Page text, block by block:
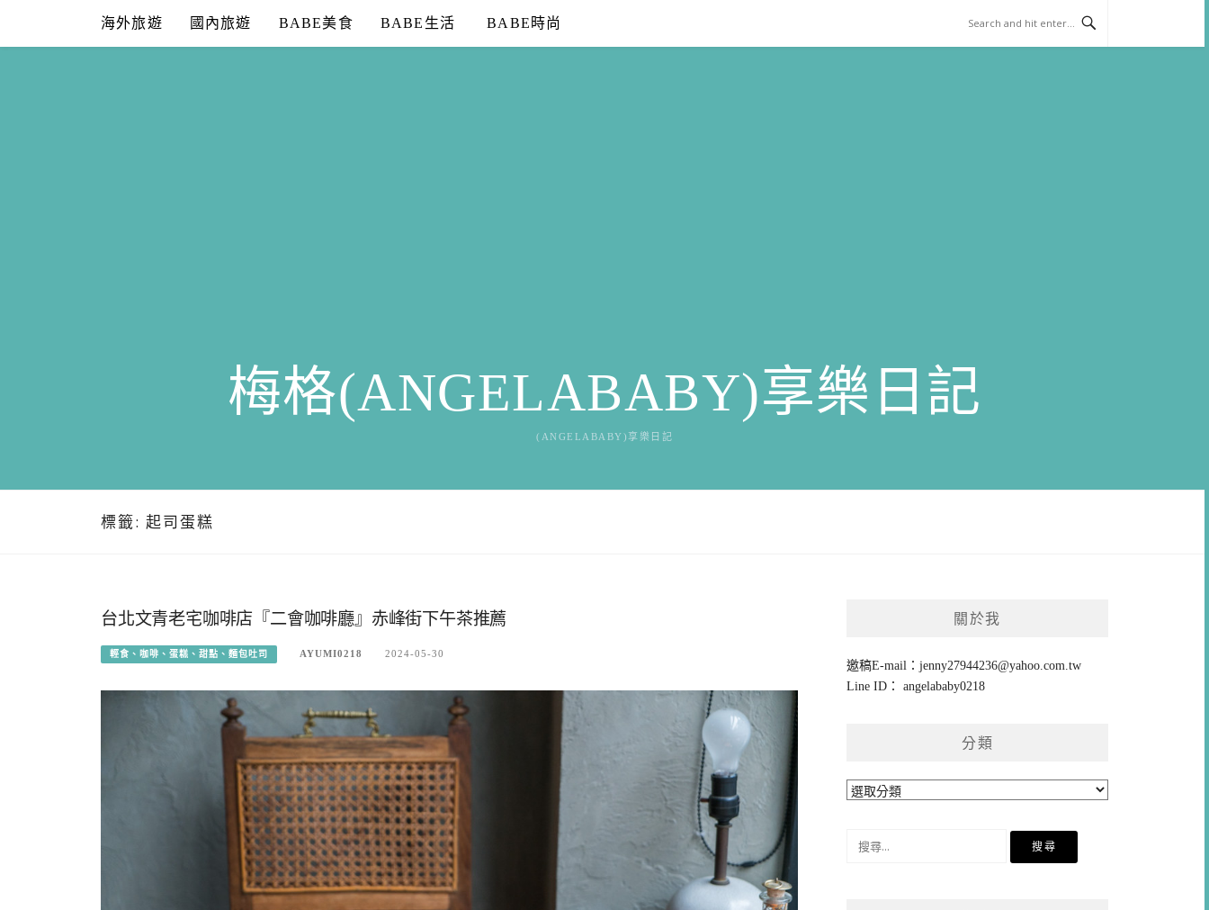
content
海外旅遊 國內旅遊 BABE美食 BABE生活 BABE時尚
梅格(ANGELABABY)享樂日記
(ANGELABABY)享樂日記
標籤: 起司蛋糕
台北文青老宅咖啡店『二會咖啡廳』赤峰街下午茶推薦
輕食、咖啡、蛋糕、甜點、麵包吐司 AYUMI0218 2024-05-30
關於我
邀稿E-mail：jenny27944236@yahoo.com.tw
Line ID： angelababy0218
分類
分